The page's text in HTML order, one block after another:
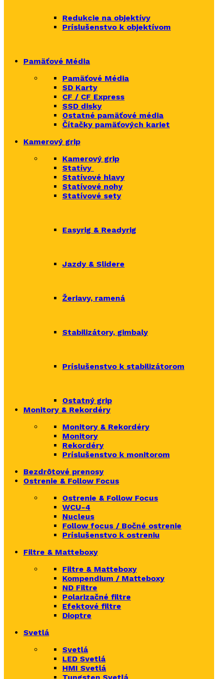
Redukcie na objektívy
Príslušenstvo k objektívom
Pamäťové Média
Pamäťové Média
SD Karty
CF / CF Express
SSD disky
Ostatné pamäťové média
Čítačky pamäťových kariet
Kamerový grip
Kamerový grip
Statívy
Statívové hlavy
Statívové nohy
Statívové sety
Easyrig & Readyrig
Jazdy & Slidere
Žeriavy, ramená
Stabilizátory, gimbaly
Príslušenstvo k stabilizátorom
Ostatný grip
Monitory & Rekordéry
Monitory & Rekordéry
Monitory
Rekordéry
Príslušenstvo k monitorom
Bezdrôtové prenosy
Ostrenie & Follow Focus
Ostrenie & Follow Focus
WCU-4
Nucleus
Follow focus / Bočné ostrenie
Príslušenstvo k ostreniu
Filtre & Matteboxy
Filtre & Matteboxy
Kompendium / Matteboxy
ND Filtre
Polarizačné filtre
Efektové filtre
Dioptre
Svetlá
Svetlá
LED Svetlá
HMI Svetlá